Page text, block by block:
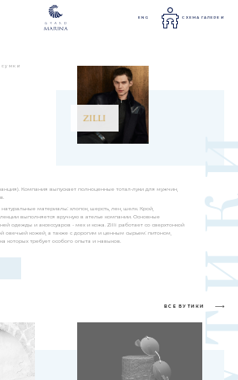
ENG СХЕМА ГАЛЕРЕИ
сумки
Компания выпускает полноценные тотал-луки для мужчин,
материалы: хлопок, шерсть, лен, шелк. Крой,
выполняется вручную в ателье компании. Основные
одежды и аксессуаров - мех и кожа. Zilli работает со сверхтонкой
овечьей кожей, а также с дорогим и ценным сырьем: питоном,
которых требует особого опыта и навыков.
ВСЕ БУТИКИ